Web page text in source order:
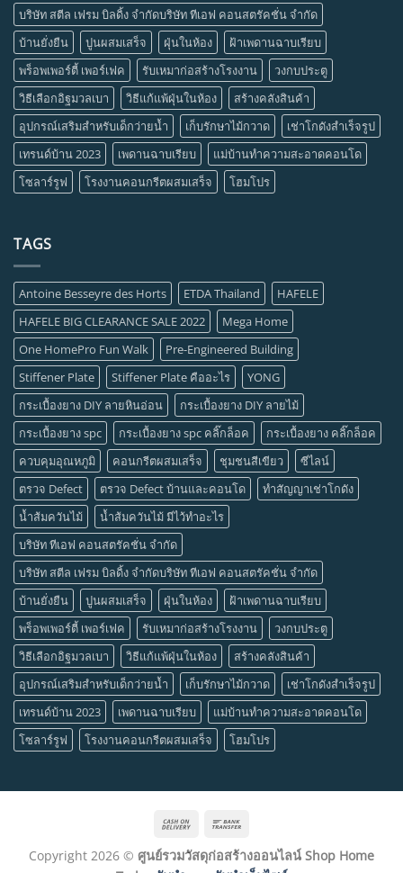
บริษัท สตีล เฟรม บิลดิ้ง จำกัดบริษัท ทีเอฟ คอนสตรัคชั่น จำกัด
บ้านยั่งยืน
ปูนผสมเสร็จ ฝุ่นในห้อง
ฝ้าเพดานฉาบเรียบ
พร็อพเพอร์ตี้ เพอร์เฟค
รับเหมาก่อสร้างโรงงาน
วงกบประตู
วิธีเลือกอิฐมวลเบา
วิธีแก้แพ้ฝุ่นในห้อง
สร้างคลังสินค้า
อุปกรณ์เสริมสำหรับเด็กว่ายน้ำ
เก็บรักษาไม้กวาด
เช่าโกดังสำเร็จรูป
เทรนด์บ้าน 2023
เพดานฉาบเรียบ
แม่บ้านทำความสะอาดคอนโด
โซลาร์รูฟ
โรงงานคอนกรีตผสมเสร็จ โฮมโปร
TAGS
Antoine Besseyre des Horts ETDA Thailand
HAFELE
HAFELE BIG CLEARANCE SALE 2022
Mega Home
One HomePro Fun Walk
Pre-Engineered Building
Stiffener Plate
Stiffener Plate คืออะไร
YONG
กระเบื้องยาง DIY ลายหินอ่อน
กระเบื้องยาง DIY ลายไม้
กระเบื้องยาง spc
กระเบื้องยาง spc คลิ๊กล็อค
กระเบื้องยาง คลิ๊กล็อค
ควบคุมอุณหภูมิ
คอนกรีตผสมเสร็จ ชุมชนสีเขียว
ซีไลน์
ตรวจ Defect
ตรวจ Defect บ้านและคอนโด
ทำสัญญาเช่าโกดัง
น้ำส้มควันไม้
น้ำส้มควันไม้ มีไว้ทำอะไร
บริษัท ทีเอฟ คอนสตรัคชั่น จำกัด
บริษัท สตีล เฟรม บิลดิ้ง จำกัดบริษัท ทีเอฟ คอนสตรัคชั่น จำกัด
บ้านยั่งยืน
ปูนผสมเสร็จ ฝุ่นในห้อง
ฝ้าเพดานฉาบเรียบ
พร็อพเพอร์ตี้ เพอร์เฟค
รับเหมาก่อสร้างโรงงาน
วงกบประตู
วิธีเลือกอิฐมวลเบา
วิธีแก้แพ้ฝุ่นในห้อง
สร้างคลังสินค้า
อุปกรณ์เสริมสำหรับเด็กว่ายน้ำ
เก็บรักษาไม้กวาด
เช่าโกดังสำเร็จรูป
เทรนด์บ้าน 2023
เพดานฉาบเรียบ
แม่บ้านทำความสะอาดคอนโด
โซลาร์รูฟ
โรงงานคอนกรีตผสมเสร็จ โฮมโปร
Cash
Delivery
Copyright 2026 © ศูนย์รวมวัสดุก่อสร้างออนไลน์ Shop Home